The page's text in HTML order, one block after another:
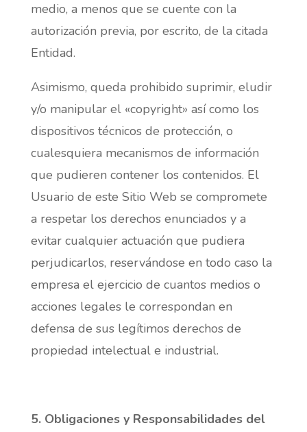
medio, a menos que se cuente con la
autorización previa, por escrito, de la citada
Entidad.
Asimismo, queda prohibido suprimir, eludir
y/o manipular el «copyright» así como los
dispositivos técnicos de protección, o
cualesquiera mecanismos de información
que pudieren contener los contenidos. El
Usuario de este Sitio Web se compromete
a respetar los derechos enunciados y a
evitar cualquier actuación que pudiera
perjudicarlos, reservándose en todo caso la
empresa el ejercicio de cuantos medios o
acciones legales le correspondan en
defensa de sus legítimos derechos de
propiedad intelectual e industrial.
5. Obligaciones y Responsabilidades del